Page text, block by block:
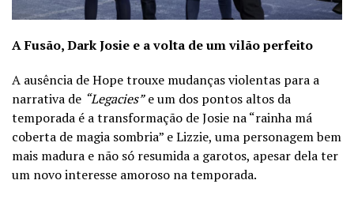
A Fusão, Dark Josie e a volta de um vilão perfeito
A ausência de Hope trouxe mudanças violentas para a
narrativa de “Legacies”e um dos pontos altos da
temporada é a transformação de Josie na “rainha má
coberta de magia sombria” e Lizzie, uma personagem bem
mais madura e não só resumida a garotos, apesar dela ter
um novo interesse amoroso na temporada.